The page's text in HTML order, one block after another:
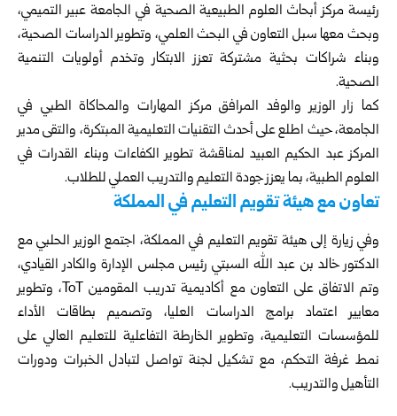
رئيسة مركز أبحاث العلوم الطبيعية الصحية في الجامعة عبير التميمي،
وبحث معها سبل التعاون في البحث العلمي، وتطوير الدراسات الصحية،
وبناء شراكات بحثية مشتركة تعزز الابتكار وتخدم أولويات التنمية
الصحية.
كما زار الوزير والوفد المرافق مركز المهارات والمحاكاة الطبي في
الجامعة، حيث اطلع على أحدث التقنيات التعليمية المبتكرة، والتقى مدير
المركز عبد الحكيم العبيد لمناقشة تطوير الكفاءات وبناء القدرات في
العلوم الطبية، بما يعزز جودة التعليم والتدريب العملي للطلاب.
تعاون مع هيئة تقويم التعليم في المملكة
وفي زيارة إلى هيئة تقويم التعليم في المملكة، اجتمع الوزير الحلبي مع
الدكتور خالد بن عبد الله السبتي رئيس مجلس الإدارة والكادر القيادي،
وتم الاتفاق على التعاون مع أكاديمية تدريب المقومين ToT، وتطوير
معايير اعتماد برامج الدراسات العليا، وتصميم بطاقات الأداء
للمؤسسات التعليمية، وتطوير الخارطة التفاعلية للتعليم العالي على
نمط غرفة التحكم، مع تشكيل لجنة تواصل لتبادل الخبرات ودورات
التأهيل والتدريب.